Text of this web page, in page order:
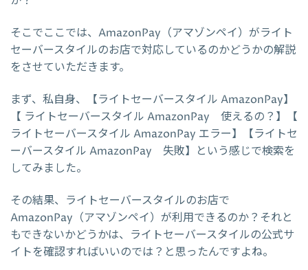
そこでここでは、AmazonPay（アマゾンペイ）がライト
セーバースタイルのお店で対応しているのかどうかの解説
をさせていただきます。
まず、私自身、【ライトセーバースタイル AmazonPay】
【 ライトセーバースタイル AmazonPay 使えるの？】【
ライトセーバースタイル AmazonPay エラー】【ライトセ
ーバースタイル AmazonPay 失敗】という感じで検索を
してみました。
その結果、ライトセーバースタイルのお店で
AmazonPay（アマゾンペイ）が利用できるのか？それと
もできないかどうかは、ライトセーバースタイルの公式サ
イトを確認すればいいのでは？と思ったんですよね。